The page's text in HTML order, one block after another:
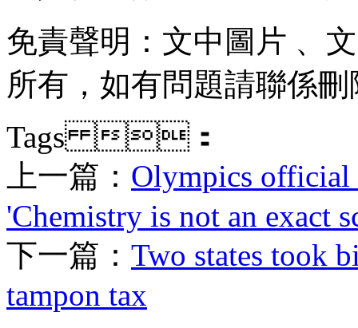
免責聲明：文中圖片
所有 ，如有問題請聯係刪
Tags ：
上一篇： Olympics official
'Chemistry is not an exact
下一篇： Two states took
tampon tax